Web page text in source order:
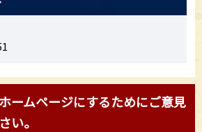
ームページにするためにご意見
い。